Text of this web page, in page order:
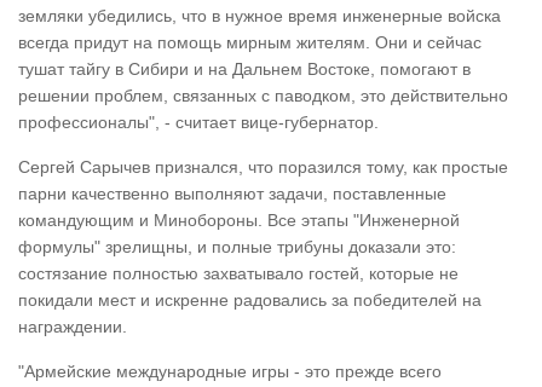
земляки убедились, что в нужное время инженерные войска
всегда придут на помощь мирным жителям. Они и сейчас
тушат тайгу в Сибири и на Дальнем Востоке, помогают в
решении проблем, связанных с паводком, это действительно
профессионалы", - считает вице-губернатор.
Сергей Сарычев признался, что поразился тому, как простые
парни качественно выполняют задачи, поставленные
командующим и Минобороны. Все этапы "Инженерной
формулы" зрелищны, и полные трибуны доказали это:
состязание полностью захватывало гостей, которые не
покидали мест и искренне радовались за победителей на
награждении.
"Армейские международные игры - это прежде всего